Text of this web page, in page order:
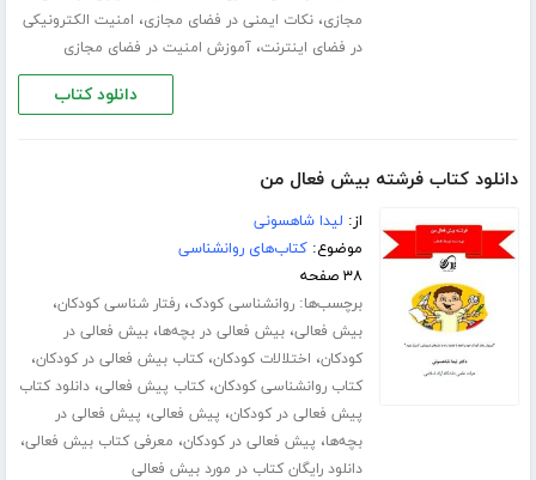
مجازی،نکات ایمنی در فضای مجازی، امنیت الکترونیکی
در فضای اینترنت،آموزش امنیت در فضای مجازی
دانلود کتاب
دانلود کتاب فرشته بیش فعال من
از: لیدا شاهسونی
موضوع:کتاب‌های روانشناسی
۳۸ صفحه
برچسب‌ها:روانشناسی کودک،رفتار شناسی کودکان،
بیش فعالی،بیش فعالی در بچه‌ها،بیش فعالی در
کودکان، اختلالات کودکان،کتاب بیش فعالی در کودکان،
کتاب روانشناسی کودکان،کتاب پیش فعالی،دانلود کتاب
پیش فعالی در کودکان، پیش فعالی، پیش فعالی در
بچه‌ها، پیش فعالی در کودکان، معرفی کتاب بیش فعالی،
دانلود رایگان کتاب در مورد بیش فعالی